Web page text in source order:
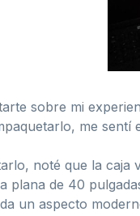
sobre mi
me
noté que la caja
plana de 40
un aspecto